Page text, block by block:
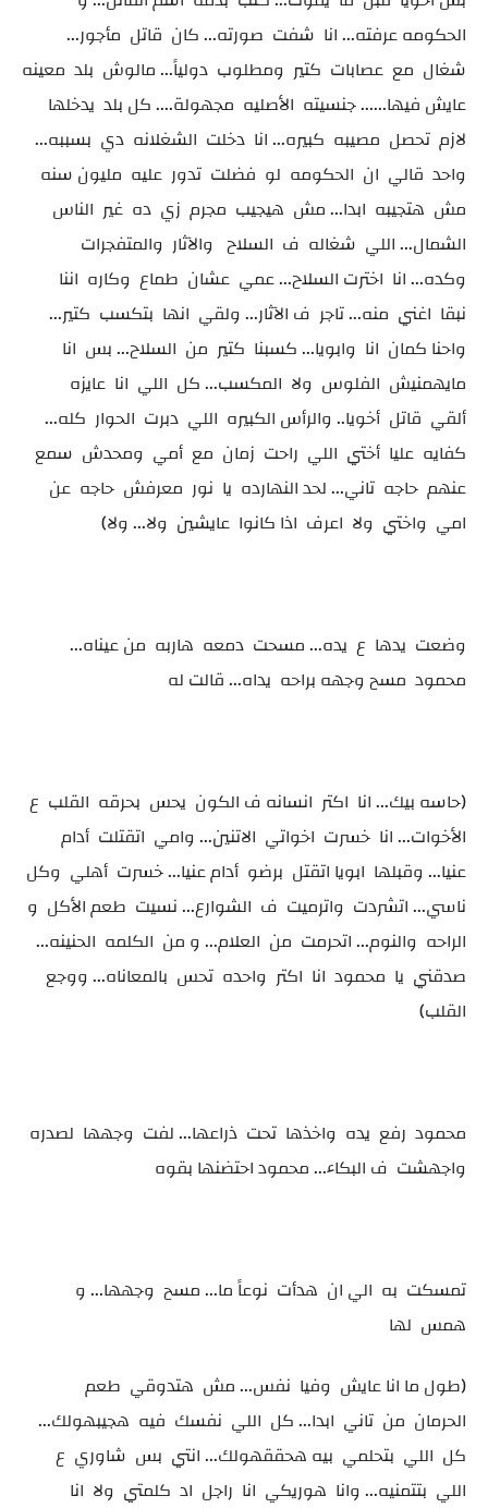
الحكومه عرفته... انا شفت صورته... كان قاتل مأجور...
شغال مع عصابات كتير ومطلوب دولياً... مالوش بلد معينه
عايش فيها...... جنسيته الأصليه مجهولة.... كل بلد يدخلها
لازم تحصل مصيبه كبيره... انا دخلت الشغلانه دي بسببه...
واحد قالي ان الحكومه لو فضلت تدور عليه مليون سنه
مش هتجيبه ابدا... مش هيجيب مجرم زي ده غير الناس
الشمال... اللي شغاله ف السلاح والآثار والمتفجرات
وكده... انا اخترت السلاح... عمي عشان طماع وكاره اننا
نبقا اغني منه... تاجر ف الآثار... ولقي انها بتكسب كتير...
واحنا كمان انا وابويا... كسبنا كتير من السلاح... بس انا
مايهمنيش الفلوس ولا المكسب... كل اللي انا عايزه
ألقي قاتل أخويا.. والرأس الكبيره اللي دبرت الحوار كله...
كفايه عليا أختي اللي راحت زمان مع أمي ومحدش سمع
عنهم حاجه تاني... لحد النهارده يا نور معرفش حاجه عن
امي واختي ولا اعرف اذا كانوا عايشين ولا... ولا)
وضعت يدها ع يده... مسحت دمعه هاربه من عيناه...
محمود مسح وجهه براحه يداه... قالت له
(حاسه بيك... انا اكتر انسانه ف الكون يحس بحرقه القلب ع
الأخوات... انا خسرت اخواتي الاتنين... وامي اتقتلت أدام
عنيا... وقبلها ابويا اتقتل برضو أدام عنيا... خسرت أهلي وكل
ناسي... اتشردت واترميت ف الشوارع... نسيت طعم الأكل و
الراحه والنوم... اتحرمت من العلام... و من الكلمه الحنينه...
صدقني يا محمود انا اكتر واحده تحس بالمعاناه... ووجع
القلب)
محمود رفع يده واخذها تحت ذراعها... لفت وجهها لصدره
واجهشت ف البكاء... محمود احتضنها بقوه
تمسكت به الي ان هدأت نوعاً ما... مسح وجهها... و
همس لها
(طول ما انا عايش وفيا نفس... مش هتدوقي طعم
الحرمان من تاني ابدا... كل اللي نفسك فيه هجيبهولك...
كل اللي بتحلمي بيه هحققهولك... انتي بس شاوري ع
اللي بتتمنيه... وانا هوريكي انا راجل اد كلمتي ولا انا